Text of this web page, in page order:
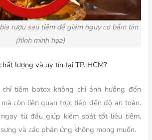
rượu sau tiêm để giảm nguy cơ bầm tím
(hình minh họa)
lượng và uy tín tại TP. HCM?
tiêm botox không chỉ ảnh hưởng đến
còn liên quan trực tiếp đến độ an toàn.
từ đầu giúp kiểm soát tốt liều tiêm,
và các phản ứng không mong muốn.